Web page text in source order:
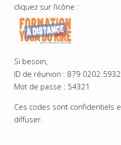
cliquez sur l’icône :
Si besoin,
ID de réunion : 879 0202 5932
Mot de passe : 54321
Ces codes sont confidentiels
diffuser.